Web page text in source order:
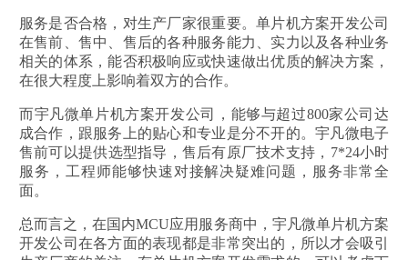
服务是否合格，对生产厂家很重要。单片机方案开发公司
在售前、售中、售后的各种服务能力、实力以及各种业务
相关的体系，能否积极响应或快速做出优质的解决方案，
在很大程度上影响着双方的合作。
而宇凡微单片机方案开发公司，能够与超过800家公司达
成合作，跟服务上的贴心和专业是分不开的。宇凡微电子
售前可以提供选型指导，售后有原厂技术支持，7*24小时
服务，工程师能够快速对接解决疑难问题，服务非常全
面。
总而言之，在国内MCU应用服务商中，宇凡微单片机方案
开发公司在各方面的表现都是非常突出的，所以才会吸引